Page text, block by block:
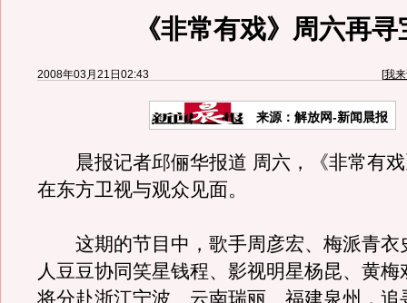
《非常有戏》周六再寻
2008年03月21日02:43 [我
来源：解放网-新闻晨报
晨报记者邱俪华报道 周六，《非常有戏
在东方卫视与观众见面。
这期的节目中，歌手周彦宏、梅派青衣
人豆豆协同笑星钱程、影视明星杨昆、黄梅
将分赴浙江宁波、云南瑞丽、福建泉州，追